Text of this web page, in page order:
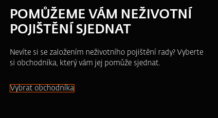
POMŮŽEME VÁM NEŽIVOTNÍ
POJIŠTĚNÍ SJEDNAT
Nevíte si se založením neživotního pojištění rady? Vyberte
si obchodníka, který vám jej pomůže sjednat.
Vybrat obchodníka